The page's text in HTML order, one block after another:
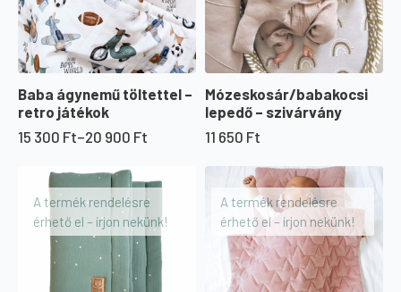
Baba ágynemű töltettel –
retro játékok
15 300 Ft–20 900 Ft
Ártartomány:
300 Ft
900 Ft
Mózeskosár/babakocsi
lepedő – szivárvány
11 650 Ft
A termék rendelésre
érhető el – írjon nekünk!
A termék rendelésre
érhető el – írjon nekünk!